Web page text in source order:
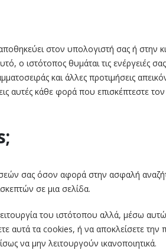
στον υπολογιστή σας ή στην
ο ιστότοπος θυμάται τις ενέργειές σας
και άλλες προτιμήσεις
αυτές κάθε φορά που επισκέπτεστε
σας όσον αφορά στην ασφαλή
σε μια σελίδα.
του ιστότοπου αλλά, μέσω
αυτά τα cookies, ή να αποκλείσετε
να μην λειτουργούν ικανοποιητικά.